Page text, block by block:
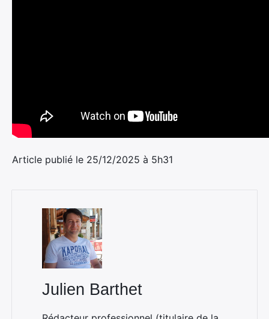
Article publié le 25/12/2025 à 5h31
Julien Barthet